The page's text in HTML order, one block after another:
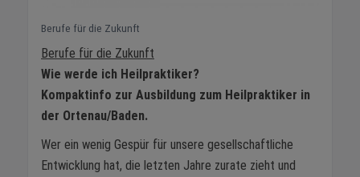
Berufe für die Zukunft
Berufe für die Zukunft
Wie werde ich Heilpraktiker?
Kompaktinfo zur Ausbildung zum Heilpraktiker in
der Ortenau/Baden.
Wer ein wenig Gespür für unsere gesellschaftliche
Entwicklung hat, die letzten Jahre zurate zieht und